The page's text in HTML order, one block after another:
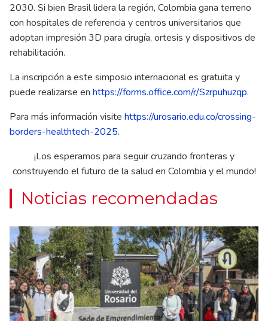
2030. Si bien Brasil lidera la región, Colombia gana terreno
con hospitales de referencia y centros universitarios que
adoptan impresión 3D para cirugía, ortesis y dispositivos de
rehabilitación.
La inscripción a este simposio internacional es gratuita y
puede realizarse en https://forms.office.com/r/Szrpuhuzqp.
Para más información visite https://urosario.edu.co/crossing-
borders-healthtech-2025.
¡Los esperamos para seguir cruzando fronteras y
construyendo el futuro de la salud en Colombia y el mundo!
Noticias recomendadas